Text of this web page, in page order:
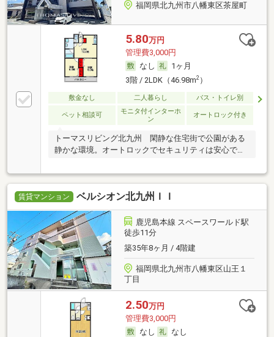
福岡県北九州市八幡東区茶屋町
5.80万円
管理費3,000円
なし
1ヶ月
3階 / 2LDK（46.98m2）
敷金なし 二人暮らし バス・トイレ別
ペット相談可
モニタ付インターホ
ン
オートロック付き
トーマスリビング北九州 閑静な住宅街で公園がある
静かな環境。オートロックでセキュリティは安心で
賃貸マンション ベルシオン北九州ＩＩ
鹿児島本線 スペースワールド駅
徒歩11分
築35年8ヶ月 / 4階建
福岡県北九州市八幡東区山王１
丁目
2.50万円
管理費3,000円
なし
なし